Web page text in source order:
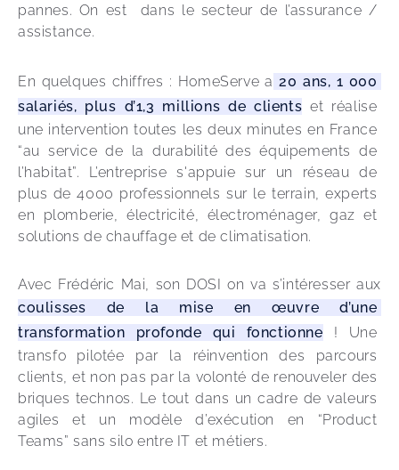
pannes. On est  dans le secteur de l’assurance /
assistance.
En quelques chiffres : HomeServe a 20 ans, 1 000
salariés, plus d’1,3 millions de clients et réalise
une intervention toutes les deux minutes en France
“au service de la durabilité des équipements de
l’habitat”. L’entreprise s'appuie sur un réseau de
plus de 4000 professionnels sur le terrain, experts
en plomberie, électricité, électroménager, gaz et
solutions de chauffage et de climatisation.
Avec Frédéric Mai, son DOSI on va s’intéresser aux
coulisses de la mise en œuvre d’une
transformation profonde qui fonctionne ! Une
transfo pilotée par la réinvention des parcours
clients, et non pas par la volonté de renouveler des
briques technos. Le tout dans un cadre de valeurs
agiles et un modèle d’exécution en “Product
Teams” sans silo entre IT et métiers.